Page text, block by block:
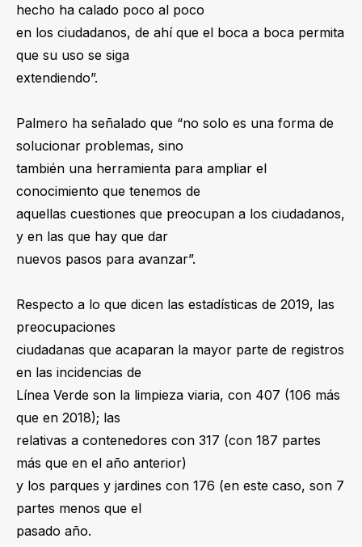
hecho ha calado poco al poco
en los ciudadanos, de ahí que el boca a boca permita
que su uso se siga
extendiendo”.
Palmero ha señalado que “no solo es una forma de
solucionar problemas, sino
también una herramienta para ampliar el
conocimiento que tenemos de
aquellas cuestiones que preocupan a los ciudadanos,
y en las que hay que dar
nuevos pasos para avanzar”.
Respecto a lo que dicen las estadísticas de 2019, las
preocupaciones
ciudadanas que acaparan la mayor parte de registros
en las incidencias de
Línea Verde son la limpieza viaria, con 407 (106 más
que en 2018); las
relativas a contenedores con 317 (con 187 partes
más que en el año anterior)
y los parques y jardines con 176 (en este caso, son 7
partes menos que el
pasado año.